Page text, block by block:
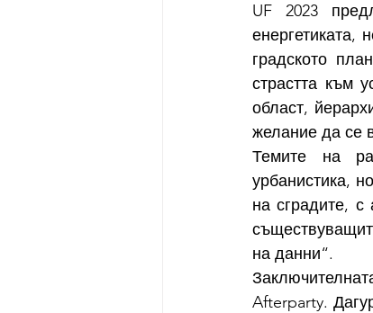
UF 2023
енергетиката,
градското
страстта към
област,
желание да се
Темите на
урбанистика,
на сградите,
на данни“.
Afterparty.